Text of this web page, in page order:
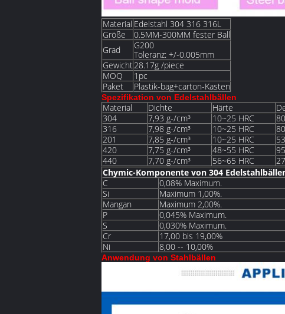
Material Edelstahl 304 316 316L
Größe
0.5MM-300MM fester Ball
Grad
G200
Toleranz: +/-0.005mm
Gewicht28.17g /piece
MOQ
1pc
Paket
Plastik-bag+carton-Kasten
Spezifikation von Edelstahlbällen
Material Dichte Härte
304
7,93 g-/cm³ 10~25 HRC
316
7,98 g-/cm³ 10~25 HRC
201
7,85 g-/cm³ 10~25 HRC
420
7,75 g-/cm³ 48~55 HRC
440
7,70 g-/cm³ 56~65 HRC
Chymic-Komponente von 304
C
0,08% Maximum.
Si
Maximum 1,00%.
Mangan
Maximum 2,00%.
P
0,045% Maximum.
S
0,030% Maximum.
Cr
17,00 bis 19,00%
Ni
8,00 -- 10,00%
Anwendung von Stahlbällen